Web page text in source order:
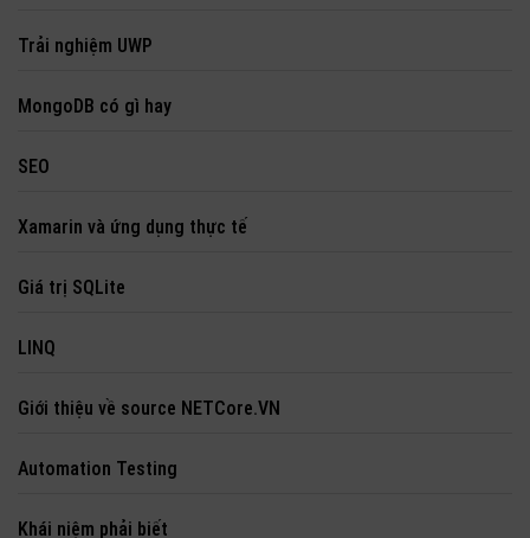
Trải nghiệm UWP
MongoDB có gì hay
SEO
Xamarin và ứng dụng thực tế
Giá trị SQLite
LINQ
Giới thiệu về source NETCore.VN
Automation Testing
Khái niệm phải biết